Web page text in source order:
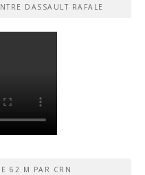
DASSAULT RAFALE
62 M PAR CRN